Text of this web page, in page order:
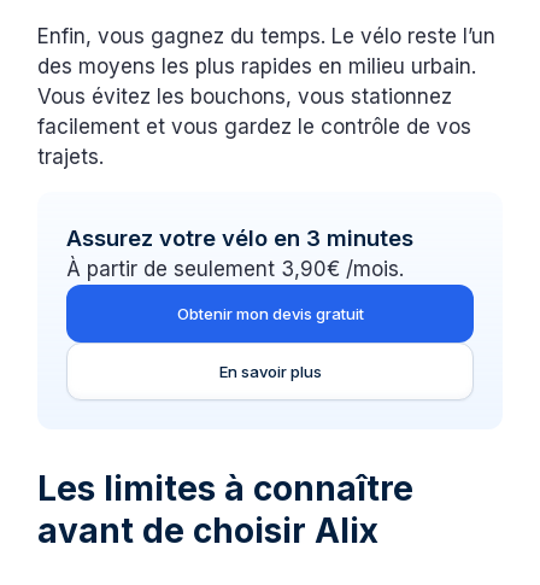
Enfin, vous gagnez du temps. Le vélo reste l’un
des moyens les plus rapides en milieu urbain.
Vous évitez les bouchons, vous stationnez
facilement et vous gardez le contrôle de vos
trajets.
Assurez votre vélo en 3 minutes
À partir de seulement 3,90€ /mois.
Obtenir mon devis gratuit
En savoir plus
Les limites à connaître
avant de choisir Alix